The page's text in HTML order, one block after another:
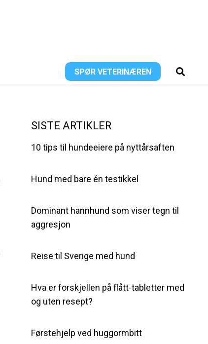
SPØR VETERINÆREN
SISTE ARTIKLER
10 tips til hundeeiere på nyttårsaften
Hund med bare én testikkel
Dominant hannhund som viser tegn til
aggresjon
Reise til Sverige med hund
Hva er forskjellen på flått-tabletter med
og uten resept?
Førstehjelp ved huggormbitt